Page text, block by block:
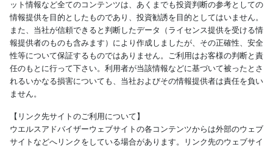
ット情報など全てのコンテンツは、あくまでも投資判断の参考としての
情報提供を目的としたものであり、投資勧誘を目的としてはいません。
また、当社が信頼できると判断したデータ（ライセンス提供を受ける情
報提供者のものも含みます）により作成しましたが、その正確性、安全
性等について保証するものではありません。ご利用はお客様の判断と責
任のもとに行って下さい。利用者が当該情報などに基づいて被ったとさ
れるいかなる損害についても、当社およびその情報提供者は責任を負い
ません。
【リンク先サイトのご利用について】
ウエルスアドバイザーウェブサイトの各コンテンツからは外部のウェブ
サイトなどへリンクをしている場合があります。リンク先のウェブサイ